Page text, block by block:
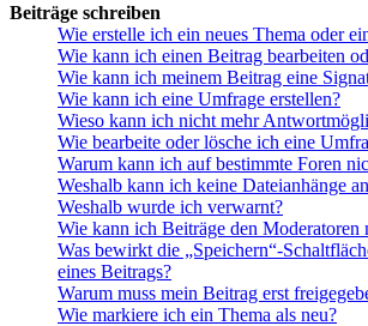
Beiträge schreiben
Wie erstelle ich ein neues Thema oder
Wie kann ich einen Beitrag bearbeiten
Wie kann ich meinem Beitrag eine
Wie kann ich eine Umfrage erstellen?
Wieso kann ich nicht mehr
Wie bearbeite oder lösche ich eine
Warum kann ich auf bestimmte Foren
Weshalb kann ich keine Dateianhänge
Weshalb wurde ich verwarnt?
Wie kann ich Beiträge den Moderatoren
Was bewirkt die „Speichern“-
eines Beitrags?
Warum muss mein Beitrag erst
Wie markiere ich ein Thema als neu?